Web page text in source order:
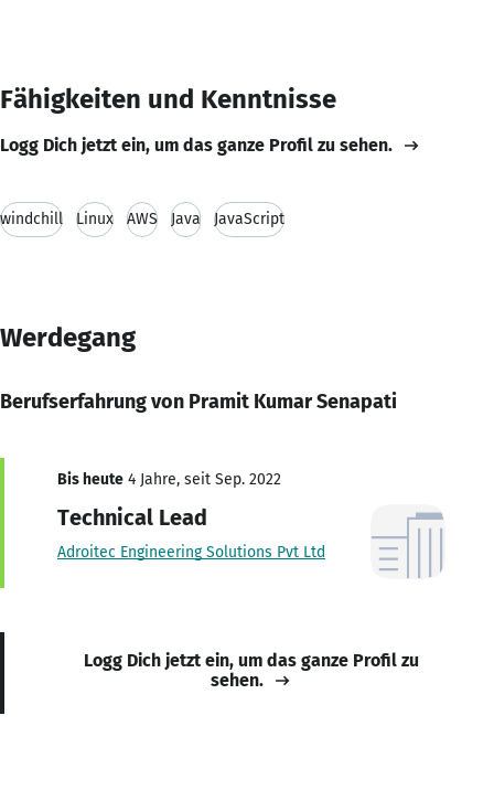
Fähigkeiten und Kenntnisse
Logg Dich jetzt ein, um das ganze Profil zu sehen.
windchill Linux AWS Java JavaScript
Werdegang
Berufserfahrung von Pramit Kumar Senapati
Bis heute 4 Jahre, seit Sep. 2022
Technical Lead
Adroitec Engineering Solutions Pvt Ltd
Logg Dich jetzt ein, um das ganze Profil zu
sehen.